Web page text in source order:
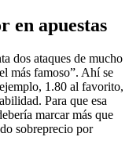
en apuestas
dos ataques de mucho
más famoso”. Ahí se
1.80 al favorito,
Para que esa
marcar más que
sobreprecio por